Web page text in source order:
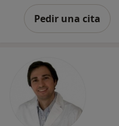
Pedir una cita